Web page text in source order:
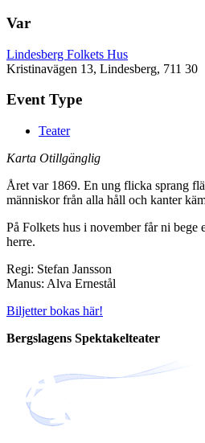
Var
Lindesberg Folkets Hus
Kristinavägen 13, Lindesberg, 711 30
Event Type
Teater
Karta Otillgänglig
Året var 1869. En ung flicka sprang
människor från alla håll och kanter
På Folkets hus i november får ni bege
herre.
Regi: Stefan Jansson
Manus: Alva Ernestål
Biljetter bokas här!
Bergslagens Spektakelteater